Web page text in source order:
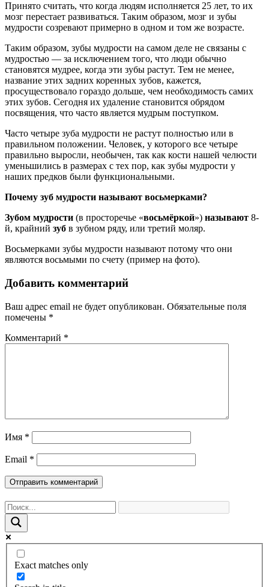
Принято считать, что когда людям исполняется 25 лет, то их
мозг перестает развиваться. Таким образом, мозг и зубы
мудрости созревают примерно в одном и том же возрасте.
Таким образом, зубы мудрости на самом деле не связаны с
мудростью — за исключением того, что люди обычно
становятся мудрее, когда эти зубы растут. Тем не менее,
название этих задних коренных зубов, кажется,
просуществовало гораздо дольше, чем необходимость самих
этих зубов. Сегодня их удаление становится обрядом
посвящения, что часто является мудрым поступком.
Часто четыре зуба мудрости не растут полностью или в
правильном положении. Человек, у которого все четыре
правильно выросли, необычен, так как кости нашей челюсти
уменьшились в размерах с тех пор, как зубы мудрости у
наших предков были функциональными.
Почему зуб мудрости называют восьмерками?
Зубом мудрости (в просторечье «восьмёркой») называют 8-
й, крайний зуб в зубном ряду, или третий моляр.
Восьмерками зубы мудрости называют потому что они
являются восьмыми по счету (пример на фото).
Добавить комментарий
Ваш адрес email не будет опубликован. Обязательные поля
помечены *
Комментарий *
Имя *
Email *
Exact matches only